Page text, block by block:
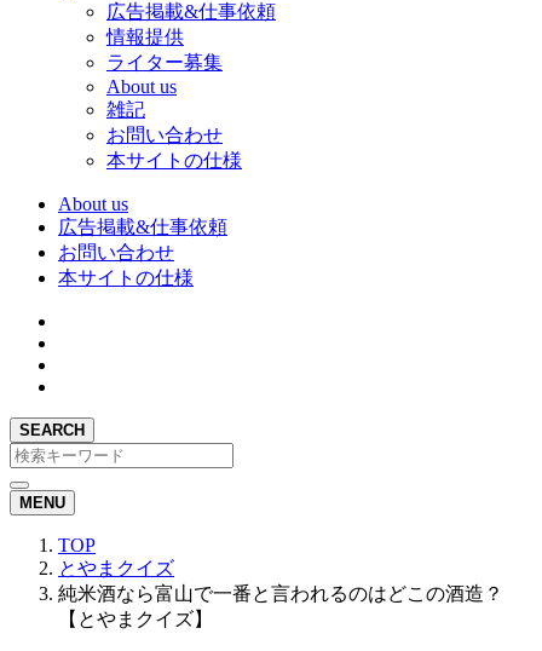
広告掲載&仕事依頼
情報提供
ライター募集
About us
雑記
お問い合わせ
本サイトの仕様
About us
広告掲載&仕事依頼
お問い合わせ
本サイトの仕様
SEARCH
MENU
TOP
とやまクイズ
純米酒なら富山で一番と言われるのはどこの酒造？
【とやまクイズ】